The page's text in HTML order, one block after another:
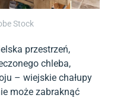
Stock
przestrzeń,
chleba,
– wiejskie chałupy
może zabraknąć